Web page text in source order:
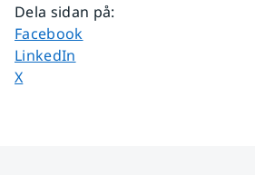
Dela sidan på:
Dela sidan på
Facebook
Dela sidan på
LinkedIn
Dela sidan på
X